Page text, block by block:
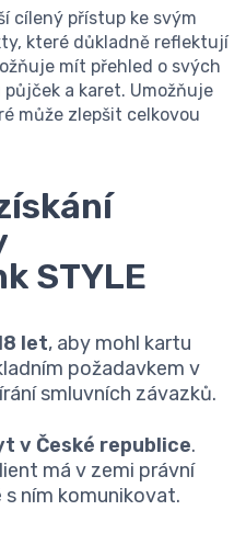
cílený přístup ke svým
které důkladně reflektují
mít přehled o svých
a karet. Umožňuje
může zlepšit celkovou
STYLE
let, aby mohl kartu
požadavkem v
smluvních závazků.
v České republice.
má v zemi právní
ním komunikovat.